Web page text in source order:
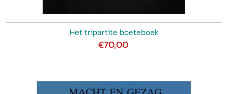
Het tripartite boeteboek
€70,00